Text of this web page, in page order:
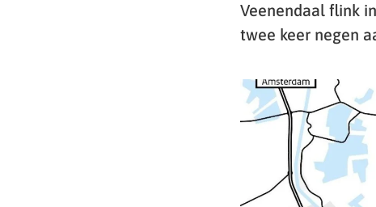
Veenendaal flink
twee keer negen